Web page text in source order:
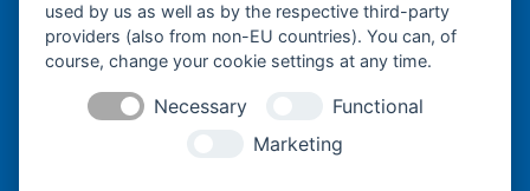
Telefon:+49 8679 911140
Telefax:+49 8679 911420
ed.ce
tamua
b-nna
used by us as well as by the respective third-party
providers (also from non-EU countries). You can, of
course, change your cookie settings at any time.
Necessary
Functional
Marketing